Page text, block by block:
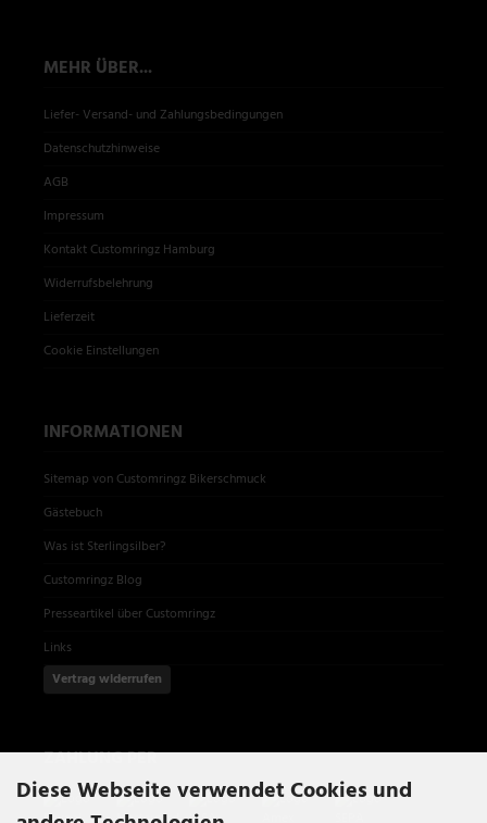
MEHR ÜBER...
Liefer- Versand- und Zahlungsbedingungen
Datenschutzhinweise
AGB
Impressum
Kontakt Customringz Hamburg
Widerrufsbelehrung
Lieferzeit
Cookie Einstellungen
INFORMATIONEN
Sitemap von Customringz Bikerschmuck
Gästebuch
Was ist Sterlingsilber?
Customringz Blog
Presseartikel über Customringz
Links
Vertrag widerrufen
ZAHLUNG PER
Diese Webseite verwendet Cookies und